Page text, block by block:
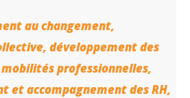
au changement,
développement des
professionnelles,
et accompagnement des RH,